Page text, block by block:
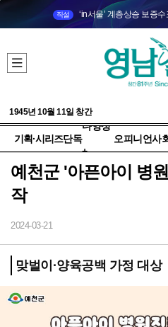
직설 ‘in서울’ 계층상승 보증
1945년 10월 11일 창간
기획·시리즈단독
다양성
+
오피니언사
예천군 '아픈아이 병
작
2024-03-21
맞벌이·양육공백 가정 대상